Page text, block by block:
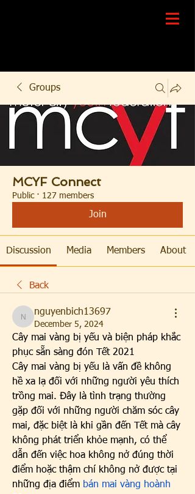
Groups
MCYF Connect
Public · 127 members
Join
Discussion Media Members About
Back
nguyenbich13697
nguyenbich13697
December 5, 2024
Cây mai vàng bị yếu và biện pháp khắc
phục sẵn sàng đón Tết 2021
Cây mai vàng bị yếu là vấn đề không
hề xa lạ đối với những người yêu thích
trồng mai. Đây là tình trạng thường
gặp đối với những người chăm sóc cây
mai, đặc biệt là khi gần đến Tết mà cây
không phát triển khỏe mạnh, có thể
dẫn đến việc hoa không nở đúng thời
điểm hoặc thậm chí không nở được tại
những địa điểm bán mai vàng hoành